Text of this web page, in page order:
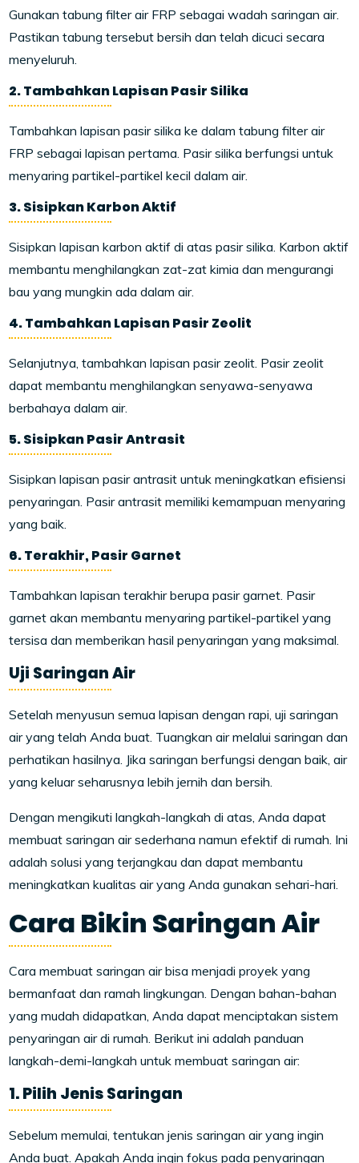
Gunakan tabung filter air FRP sebagai wadah saringan air.
Pastikan tabung tersebut bersih dan telah dicuci secara
menyeluruh.
2. Tambahkan Lapisan Pasir Silika
Tambahkan lapisan pasir silika ke dalam tabung filter air
FRP sebagai lapisan pertama. Pasir silika berfungsi untuk
menyaring partikel-partikel kecil dalam air.
3. Sisipkan Karbon Aktif
Sisipkan lapisan karbon aktif di atas pasir silika. Karbon aktif
membantu menghilangkan zat-zat kimia dan mengurangi
bau yang mungkin ada dalam air.
4. Tambahkan Lapisan Pasir Zeolit
Selanjutnya, tambahkan lapisan pasir zeolit. Pasir zeolit
dapat membantu menghilangkan senyawa-senyawa
berbahaya dalam air.
5. Sisipkan Pasir Antrasit
Sisipkan lapisan pasir antrasit untuk meningkatkan efisiensi
penyaringan. Pasir antrasit memiliki kemampuan menyaring
yang baik.
6. Terakhir, Pasir Garnet
Tambahkan lapisan terakhir berupa pasir garnet. Pasir
garnet akan membantu menyaring partikel-partikel yang
tersisa dan memberikan hasil penyaringan yang maksimal.
Uji Saringan Air
Setelah menyusun semua lapisan dengan rapi, uji saringan
air yang telah Anda buat. Tuangkan air melalui saringan dan
perhatikan hasilnya. Jika saringan berfungsi dengan baik, air
yang keluar seharusnya lebih jernih dan bersih.
Dengan mengikuti langkah-langkah di atas, Anda dapat
membuat saringan air sederhana namun efektif di rumah. Ini
adalah solusi yang terjangkau dan dapat membantu
meningkatkan kualitas air yang Anda gunakan sehari-hari.
Cara Bikin Saringan Air
Cara membuat saringan air bisa menjadi proyek yang
bermanfaat dan ramah lingkungan. Dengan bahan-bahan
yang mudah didapatkan, Anda dapat menciptakan sistem
penyaringan air di rumah. Berikut ini adalah panduan
langkah-demi-langkah untuk membuat saringan air:
1. Pilih Jenis Saringan
Sebelum memulai, tentukan jenis saringan air yang ingin
Anda buat. Apakah Anda ingin fokus pada penyaringan